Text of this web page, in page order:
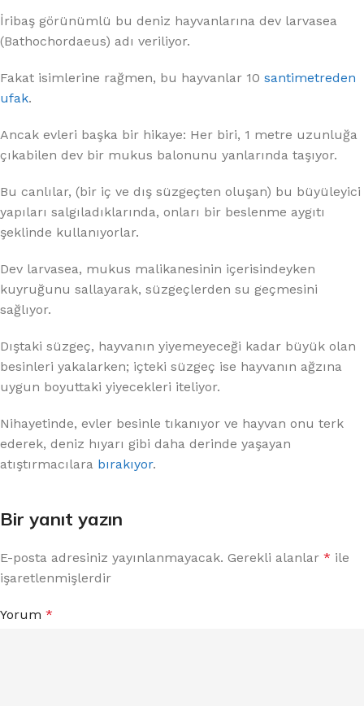
İribaş görünümlü bu deniz hayvanlarına dev larvasea
(Bathochordaeus) adı veriliyor.
Fakat isimlerine rağmen, bu hayvanlar 10 santimetreden
ufak.
Ancak evleri başka bir hikaye: Her biri, 1 metre uzunluğa
çıkabilen dev bir mukus balonunu yanlarında taşıyor.
Bu canlılar, (bir iç ve dış süzgeçten oluşan) bu büyüleyici
yapıları salgıladıklarında, onları bir beslenme aygıtı
şeklinde kullanıyorlar.
Dev larvasea, mukus malikanesinin içerisindeyken
kuyruğunu sallayarak, süzgeçlerden su geçmesini
sağlıyor.
Dıştaki süzgeç, hayvanın yiyemeyeceği kadar büyük olan
besinleri yakalarken; içteki süzgeç ise hayvanın ağzına
uygun boyuttaki yiyecekleri iteliyor.
Nihayetinde, evler besinle tıkanıyor ve hayvan onu terk
ederek, deniz hıyarı gibi daha derinde yaşayan
atıştırmacılara bırakıyor.
Bir yanıt yazın
E-posta adresiniz yayınlanmayacak. Gerekli alanlar * ile
işaretlenmişlerdir
Yorum *